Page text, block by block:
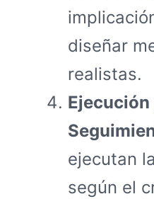
diseñar
realistas.
Ejecución
ejecutan
según el